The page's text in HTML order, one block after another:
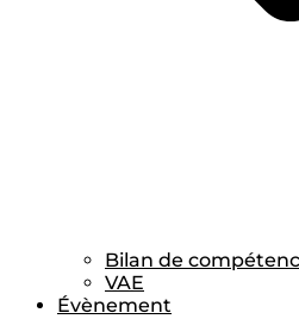
Bilan de
VAE
Évènement